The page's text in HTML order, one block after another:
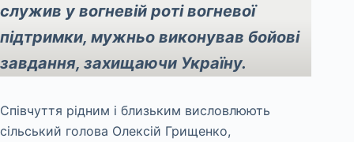
служив у вогневій роті вогневої
підтримки, мужньо виконував бойові
завдання, захищаючи Україну.
Співчуття рідним і близьким висловлюють
сільський голова Олексій Грищенко,